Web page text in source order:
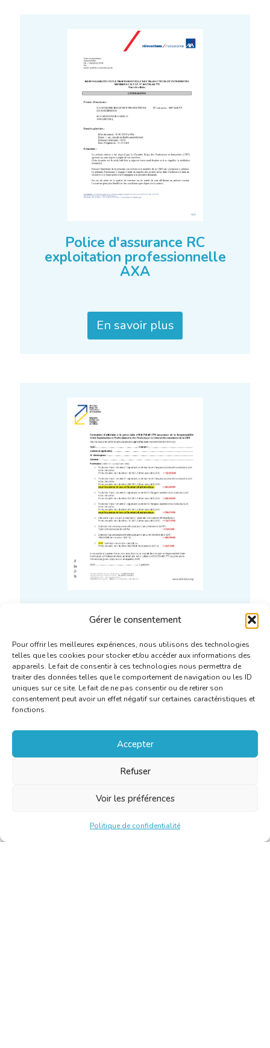
Gérer le consentement
Pour offrir les meilleures expériences, nous utilisons des technologies
telles que les cookies pour stocker et/ou accéder aux informations des
appareils. Le fait de consentir à ces technologies nous permettra de
traiter des données telles que le comportement de navigation ou les ID
uniques sur ce site. Le fait de ne pas consentir ou de retirer son
consentement peut avoir un effet négatif sur certaines caractéristiques et
fonctions.
Accepter
Refuser
Voir les préférences
Politique de confidentialité
Police d'assurance RC
exploitation professionnelle
AXA
En savoir plus
Formulaire adhésion police
AXA
En savoir plus